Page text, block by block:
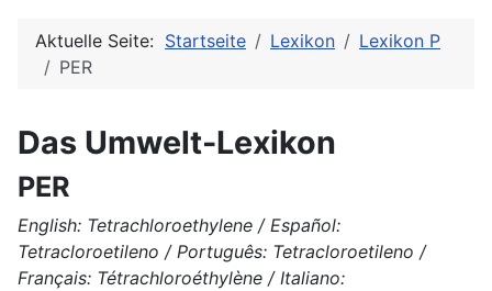
Aktuelle Seite: Startseite Lexikon
Lexikon P
PER
Das Umwelt-Lexikon
PER
English: Tetrachloroethylene / Español:
Tetracloroetileno / Português: Tetracloroetileno /
Français: Tétrachloroéthylène / Italiano: